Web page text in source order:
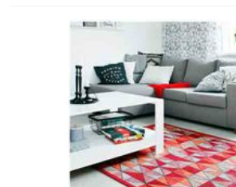
Narma smartWeave® vaip Treski red